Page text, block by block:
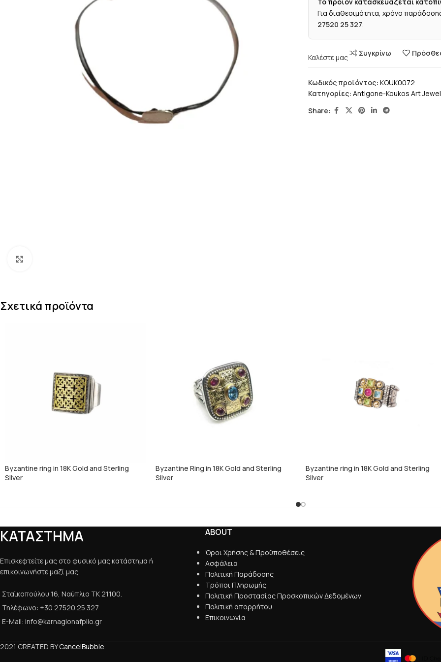
Για διαθεσιμότητα, χρόνο
27520 25 327.
Καλέστε μας Συγκρίνω
Κωδικός προϊόντος: KOUK0072
Κατηγορίες: Antigone-Koukos Art
Share:
Σχετικά προϊόντα
Byzantine ring in 18K Gold and Sterling
Silver
Byzantine Ring in 18K Gold and Sterling
Silver
Byzantine ring in 18K Gold and Sterling
Silver
ΚΑΤΑΣΤΗΜΑ
Επισκεφτείτε μας στο φυσικό μας κατάστημα ή
επικοινωνήστε μαζί μας.
Σταϊκοπούλου 16, Ναύπλιο ΤΚ 21100.
Τηλέφωνο: +30 27520 25 327
E-Mail: info@karnagionafplio.gr
ABOUT
Όροι Χρήσης & Προϋποθέσεις
Ασφάλεια
Πολιτική Παράδοσης
Τρόποι Πληρωμής
Πολιτική Προστασίας Προσκοπικών Δεδομένων
Πολιτική απορρήτου
Επικοινωνία
2021 CREATED BYCancelBubble